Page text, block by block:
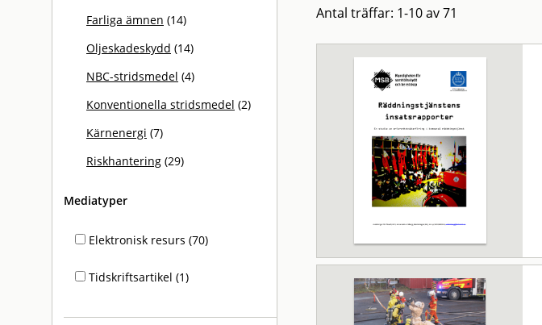
Farliga ämnen (14)
Oljeskadeskydd (14)
NBC-stridsmedel (4)
Konventionella stridsmedel (2)
Kärnenergi (7)
Riskhantering (29)
Mediatyper
Elektronisk resurs (70)
Tidskriftsartikel (1)
Antal träffar: 1-10 av 71